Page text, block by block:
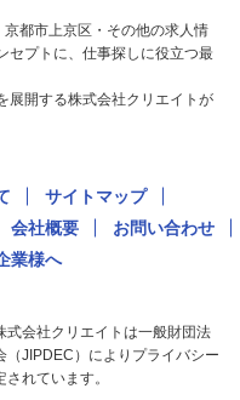
京都市上京区・その他の求人情
セプトに、仕事探しに役立つ最
展開する株式会社クリエイトが
サイトマップ
会社概要
お問い合わせ
業様へ
式会社クリエイトは一般財団法
（JIPDEC）によりプライバシー
れています。